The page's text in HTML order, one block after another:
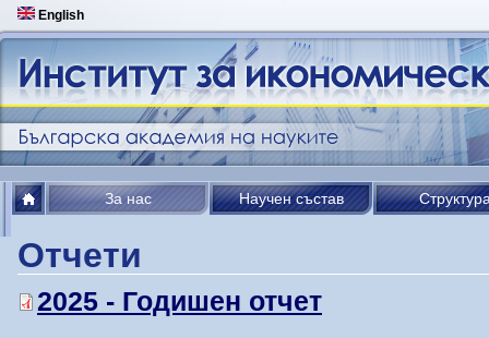
English
За нас Научен състав
Отчети
2025 - Годишен отчет